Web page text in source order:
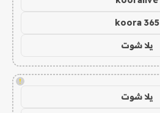
koora 365
يلا شوت
!
يلا شوت